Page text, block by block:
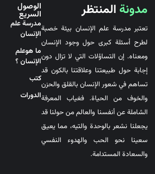
مدونة المنتظر
تعتبر مدرسة علم الإنسان بيئة خصبة
لطرح أسئلة كبرى حول وجود الإنسان
ومعناه. إن التساؤلات التي لا تزال دون
إجابة حول طبيعتنا وعلاقتنا بالكون قد
تساهم في شعور الإنسان بالقلق والحزن
والخوف من الحياة. فغياب المعرفة
الشاملة عن أنفسنا والعالم من حولنا قد
يجعلنا نشعر بالوحدة والتيه، مما يعيق
سعينا نحو الحب والهدوء النفسي
والسعادة المستدامة.
الوصول
السريع
مدرسة علم
الإنسان
ما هوعلم
الإنسان ؟
کتب
الدورات